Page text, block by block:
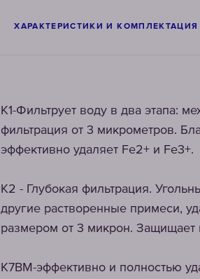
ХАРАКТЕРИСТИКИ И КОМПЛЕКТАЦИЯ
K1-Фильтрует воду в два этапа:
фильтрация от 3 микрометров.
эффективно удаляет Fe2+ и Fe3+.
K2 - Глубокая фильтрация.
другие растворенные примеси,
размером от 3 микрон.
K7BM-эффективно и полностью